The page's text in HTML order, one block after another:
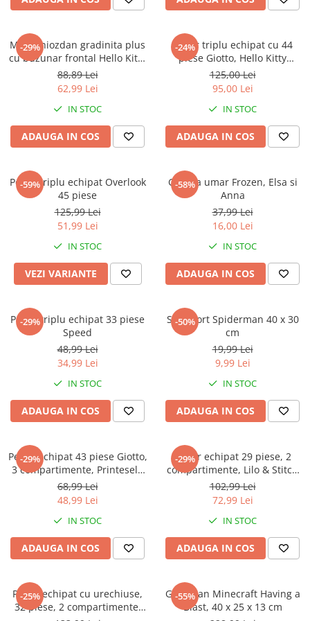
Faro
La casa de papel
Minnie Mouse Disney
Perletti
The Grinch
Gabby's Dollhouse
Captain Tsubasa
44 Cats
Superman
Captain america
Bakugan
Liga Dreptatii
Buzz Lightyear
My Little Pony
Planes
EplusM
Tom & Jerry
Transformers
Arditex
Top Wings
Incaltaminte baieti
Ghete si cizme baieti
Pantofi baieti
Papuci si slapi baieti
Sandale baieti
Shimmer Shine
Sofia Intai
FC Barcelona
Red Bull Racing
OEM
Lady Bug
Powerpuff Girls
VAMPIRINA
Zhu Zhu Pets
Super Wings
Disney Elena din Avalor
Pusheen
Marvel
Monsters Inc.
La casa de papel
Nasa
Kids Euroswan
Rainbow High
Garfield
Ben 10
Nightmare before Christmas
EplusM
Perletti
Arditex
-29%
Mini Ghiozdan gradinita plus
cu buzunar frontal Hello Kitty
22x18x12 cm
88,89 Lei
62,99 Lei
IN STOC
ADAUGA IN COS
-24%
Penar triplu echipat cu 44
piese Giotto, Hello Kitty
Kuromi
125,00 Lei
95,00 Lei
IN STOC
ADAUGA IN COS
-59%
Penar triplu echipat Overlook
45 piese
125,99 Lei
51,99 Lei
IN STOC
VEZI VARIANTE
-58%
Geanta umar Frozen, Elsa si
Anna
37,99 Lei
16,00 Lei
IN STOC
ADAUGA IN COS
-29%
Penar triplu echipat 33 piese
Speed
48,99 Lei
34,99 Lei
IN STOC
ADAUGA IN COS
-50%
Sac sport Spiderman 40 x 30
cm
19,99 Lei
9,99 Lei
IN STOC
ADAUGA IN COS
-29%
Penar echipat 43 piese Giotto,
3 compartimente, Printesele
Disney
68,99 Lei
48,99 Lei
IN STOC
ADAUGA IN COS
-29%
Penar echipat 29 piese, 2
compartimente, Lilo & Stitch
3D
102,99 Lei
72,99 Lei
IN STOC
ADAUGA IN COS
-25%
Penar echipat cu urechiuse,
32 piese, 2 compartimente,
-55%
Ghiozdan Minecraft Having a
Blast, 40 x 25 x 13 cm